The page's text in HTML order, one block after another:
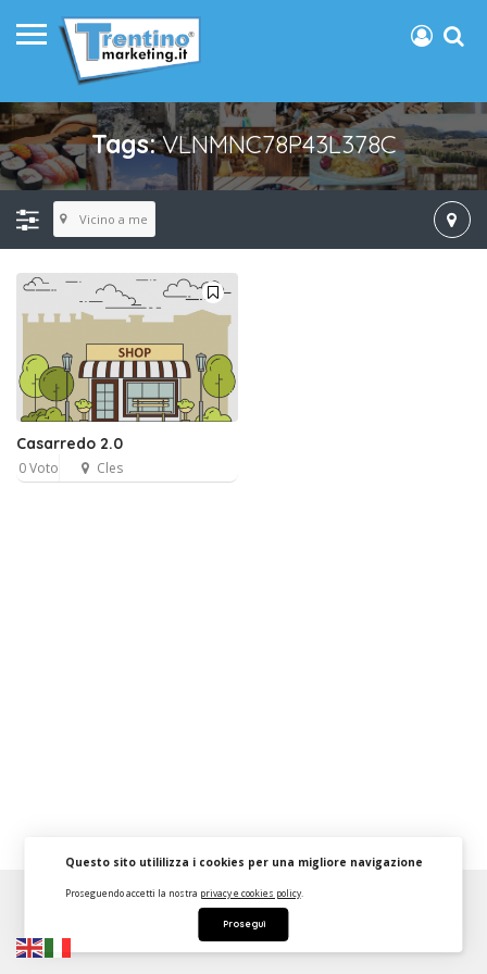
Tags:VLNMNC78P43L378C
Vicino a me
Casarredo 2.0
0 Voto Cles
FAQ Strumenti Dashboard
Questo sito utililizza i cookies per una migliore navigazione
Proseguendo accetti la nostra privacy e cookies policy.
Prosegui